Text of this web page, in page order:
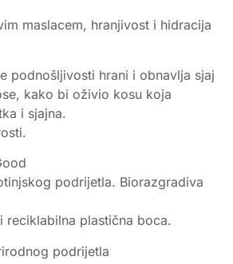
maslacem, hranjivost i hidracija
podnošljivosti hrani i obnavlja sjaj
kako bi oživio kosu koja
i sjajna.
podrijetla. Biorazgradiva
reciklabilna plastična boca.
podrijetla